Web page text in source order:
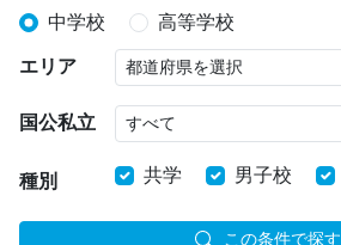
中学校 高等学校
エリア
国公私立
種別 共学 男子校
この条件で探す